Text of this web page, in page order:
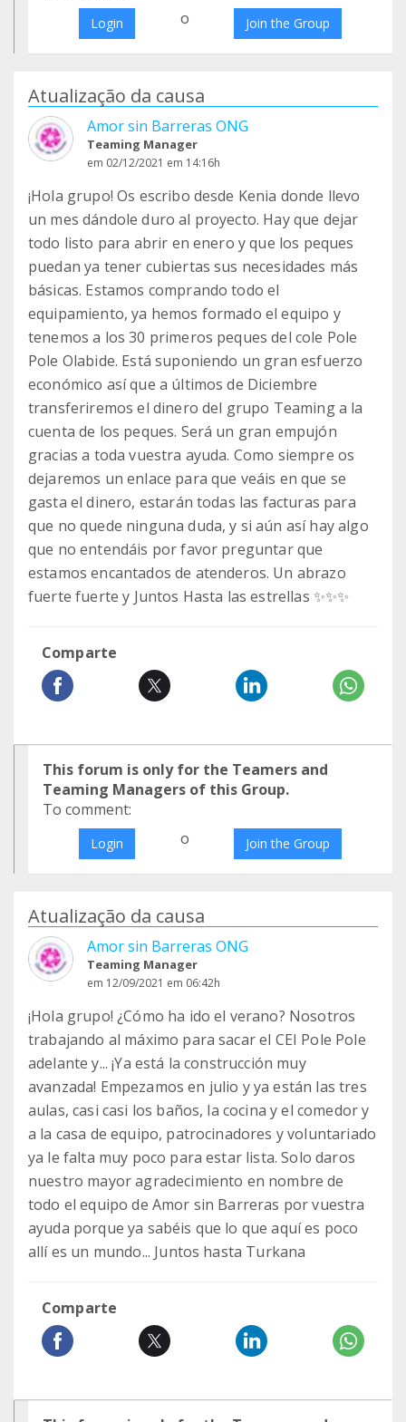
Login o Join the Group
Atualização da causa
Amor sin Barreras ONG
Teaming Manager
em 02/12/2021 em 14:16h
¡Hola grupo! Os escribo desde Kenia donde llevo
un mes dándole duro al proyecto. Hay que dejar
todo listo para abrir en enero y que los peques
puedan ya tener cubiertas sus necesidades más
básicas. Estamos comprando todo el
equipamiento, ya hemos formado el equipo y
tenemos a los 30 primeros peques del cole Pole
Pole Olabide. Está suponiendo un gran esfuerzo
económico así que a últimos de Diciembre
transferiremos el dinero del grupo Teaming a la
cuenta de los peques. Será un gran empujón
gracias a toda vuestra ayuda. Como siempre os
dejaremos un enlace para que veáis en que se
gasta el dinero, estarán todas las facturas para
que no quede ninguna duda, y si aún así hay algo
que no entendáis por favor preguntar que
estamos encantados de atenderos. Un abrazo
fuerte fuerte y Juntos Hasta las estrellas ✨✨✨
Comparte
This forum is only for the Teamers and
Teaming Managers of this Group.
To comment:
Login o Join the Group
Atualização da causa
Amor sin Barreras ONG
Teaming Manager
em 12/09/2021 em 06:42h
¡Hola grupo! ¿Cómo ha ido el verano? Nosotros
trabajando al máximo para sacar el CEI Pole Pole
adelante y... ¡Ya está la construcción muy
avanzada! Empezamos en julio y ya están las tres
aulas, casi casi los baños, la cocina y el comedor y
a la casa de equipo, patrocinadores y voluntariado
ya le falta muy poco para estar lista. Solo daros
nuestro mayor agradecimiento en nombre de
todo el equipo de Amor sin Barreras por vuestra
ayuda porque ya sabéis que lo que aquí es poco
allí es un mundo... Juntos hasta Turkana
Comparte